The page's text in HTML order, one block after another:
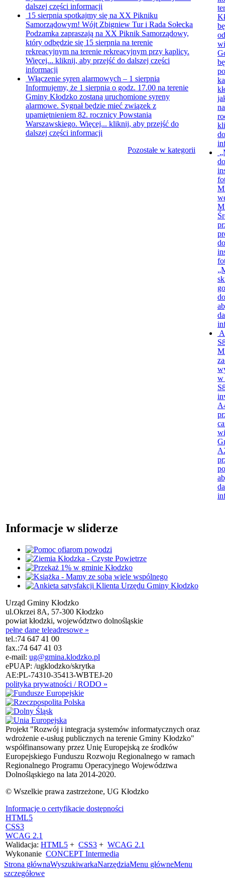
dalszej części informacji
15 sierpnia spotkajmy się na XX Pikniku
Samorządowym! Wójt Zbigniew Tur i Rada Sołecka
Podzamka zapraszają na XX Piknik Samorządowy,
który odbędzie się 15 sierpnia na terenie
rekreacyjnym na terenie rekreacyjnym przy kaplicy.
Więcej... kliknij, aby przejść do dalszej części
informacji
Włączenie syren alarmowych – 1 sierpnia
Informujemy, że 1 sierpnia o godz. 17.00 na terenie
Gminy Kłodzko zostaną uruchomione syreny
alarmowe. Sygnał będzie mieć związek z
upamiętnieniem 82. rocznicy Powstania
Warszawskiego. Więcej... kliknij, aby przejść do
dalszej części informacji
Pozostałe w kategorii
w
Informacje w sliderze
Urząd Gminy Kłodzko
ul.Okrzei 8A, 57-300 Kłodzko
powiat kłodzki, województwo dolnośląskie
pełne dane teleadresowe »
tel.:74 647 41 00
fax.:74 647 41 03
e-mail: ug@gmina.klodzko.pl
ePUAP: /ugklodzko/skrytka
AE:PL-74310-35413-WBTEJ-20
polityka prywatności / RODO »
Projekt "Rozwój i integracja systemów informatycznych oraz
wdrożenie e-usług publicznych na terenie Gminy Kłodzko"
współfinansowany przez Unię Europejską ze środków
Europejskiego Funduszu Rozwoju Regionalnego w ramach
Regionalnego Programu Operacyjnego Województwa
Dolnośląskiego na lata 2014-2020.
© Wszelkie prawa zastrzeżone, UG Kłodzko
Informacje o certyfikacie dostępności
HTML5
CSS3
WCAG 2.1
Walidacja: HTML5 + CSS3 + WCAG 2.1
Wykonanie CONCEPT Intermedia
Strona głównaWyszukiwarkaNarzędziaMenu główneMenu
szczegółowe